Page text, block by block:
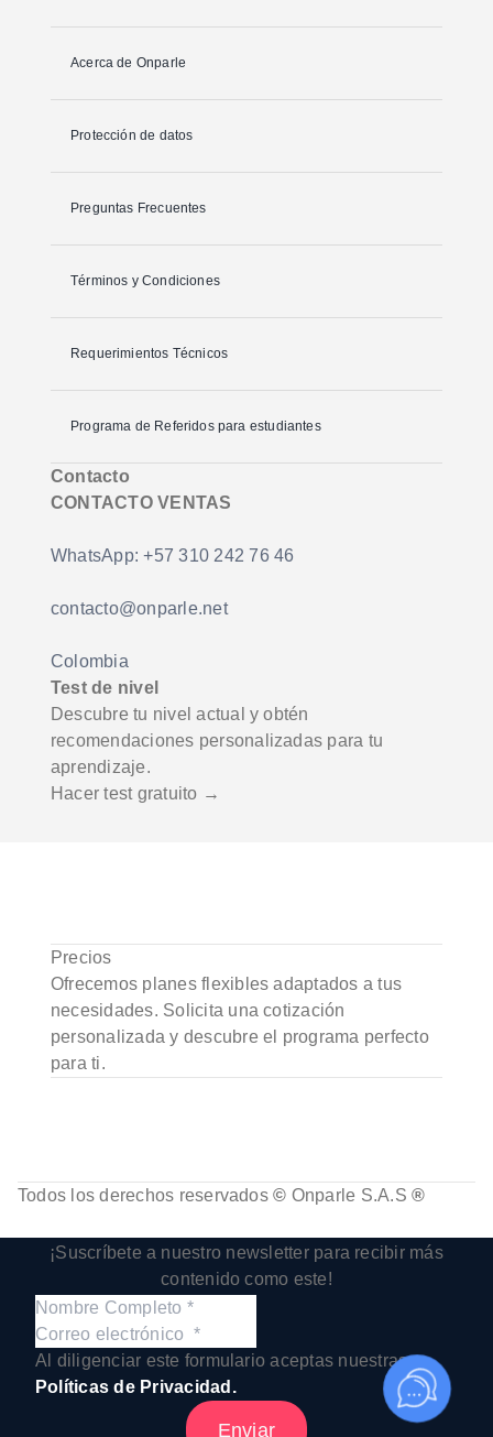
Acerca de Onparle
Protección de datos
Preguntas Frecuentes
Términos y Condiciones
Requerimientos Técnicos
Programa de Referidos para estudiantes
Contacto
CONTACTO VENTAS
WhatsApp: +57 310 242 76 46
contacto@onparle.net
Colombia
Test de nivel
Descubre tu nivel actual y obtén
recomendaciones personalizadas para tu
aprendizaje.
Hacer test gratuito →
Precios
Ofrecemos planes flexibles adaptados a tus
necesidades. Solicita una cotización
personalizada y descubre el programa perfecto
para ti.
Todos los derechos reservados© Onparle S.A.S®
Sliding
Area
¡Suscríbete a nuestro newsletter para recibir más
contenido como este!
Al diligenciar este formulario aceptas nuestras
Políticas de Privacidad.
Enviar